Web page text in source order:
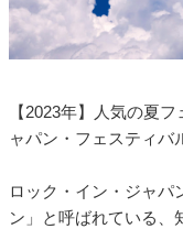
【2023年】人気の夏
ャパン・フェスティバ
ロック・イン・ジャパ
ン」と呼ばれている、